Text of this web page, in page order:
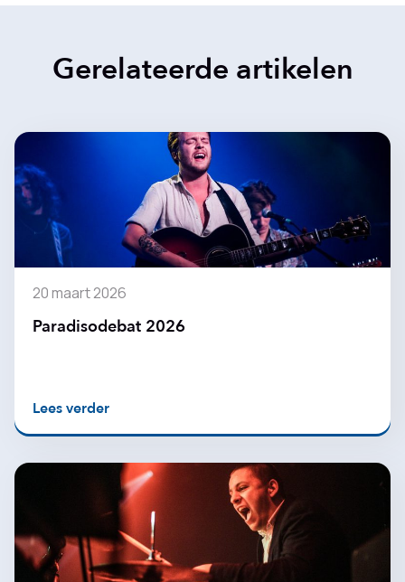
Gerelateerde artikelen
20 maart 2026
Paradisodebat 2026
Lees verder